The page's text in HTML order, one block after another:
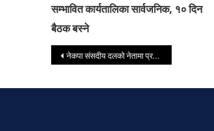
सम्भावित कार्यतालिका सार्वजनिक, १० दिन
बैठक बस्ने
Post navigation
नेकपा संसदीय दलको नेतामा प्रचण्ड सर्वसम्मत चयन